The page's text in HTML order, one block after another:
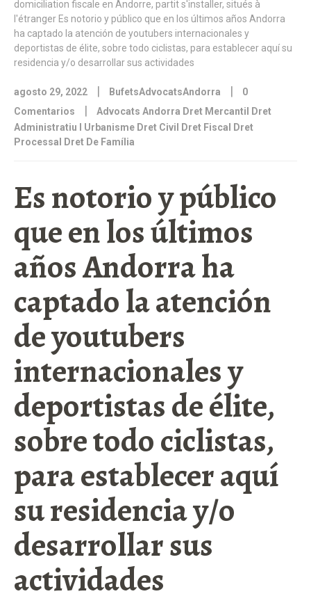
agosto 29, 2022 | BufetsAdvocatsAndorra |
0
Comentarios
|
Advocats Andorra Dret Mercantil Dret
Administratiu I Urbanisme Dret Civil Dret Fiscal Dret
Processal Dret De Família
Es notorio y público
que en los últimos
años Andorra ha
captado la atención
de youtubers
internacionales y
deportistas de élite,
sobre todo ciclistas,
para establecer aquí
su residencia y/o
desarrollar sus
actividades